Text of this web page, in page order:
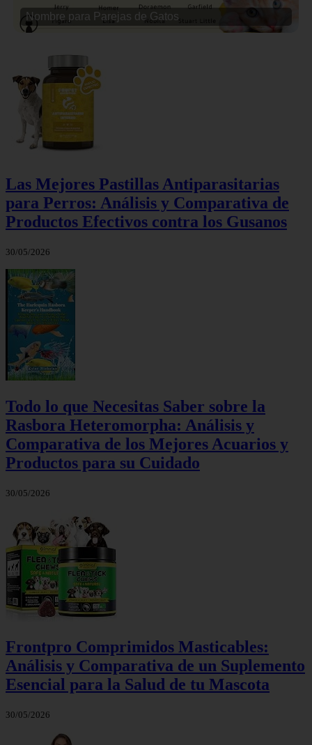
Nombre para Parejas de Gatos
Las Mejores Pastillas Antiparasitarias
para Perros: Análisis y Comparativa de
Productos Efectivos contra los Gusanos
30/05/2026
Todo lo que Necesitas Saber sobre la
Rasbora Heteromorpha: Análisis y
Comparativa de los Mejores Acuarios y
Productos para su Cuidado
30/05/2026
Frontpro Comprimidos Masticables:
Análisis y Comparativa de un Suplemento
Esencial para la Salud de tu Mascota
30/05/2026